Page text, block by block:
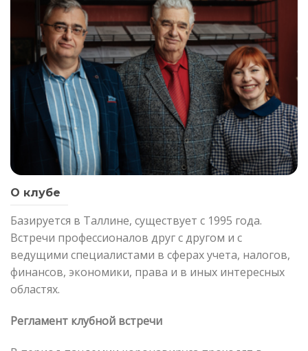
О клубе
Базируется в Таллине, существует с 1995 года.
Встречи профессионалов друг с другом и с
ведущими специалистами в сферах учета, налогов,
финансов, экономики, права и в иных интересных
областях.
Регламент клубной встречи